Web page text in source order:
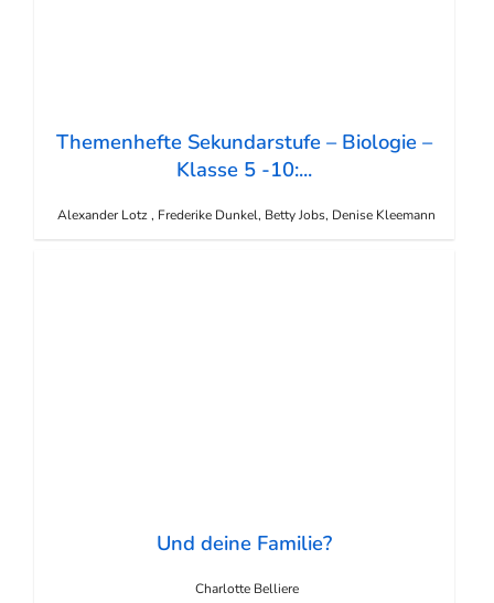
Themenhefte Sekundarstufe – Biologie –
Klasse 5 -10:...
Alexander Lotz , Frederike Dunkel, Betty Jobs, Denise Kleemann
Und deine Familie?
Charlotte Belliere